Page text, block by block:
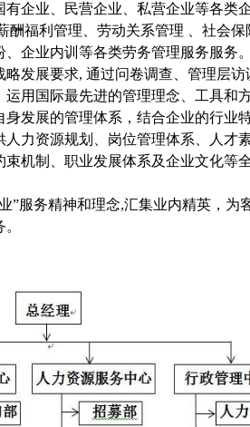
企业、民营企业、私营企业等各类
酬福利管理、劳动关系管理 、社会
企业内训等各类劳务管理服务服务。
发展要求, 通过问卷调查、管理层访
用国际最先进的管理理念、工具和
发展的管理体系，结合企业的行业
力资源规划、岗位管理体系、人才
机制、职业发展体系及企业文化等
”服务精神和理念,汇集业内精英，为